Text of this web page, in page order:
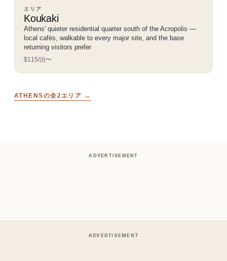
エリア
Koukaki
Athens' quieter residential quarter south of the Acropolis —
local cafés, walkable to every major site, and the base
returning visitors prefer
$115/泊〜
ATHENSの全2エリア →
ADVERTISEMENT
ADVERTISEMENT